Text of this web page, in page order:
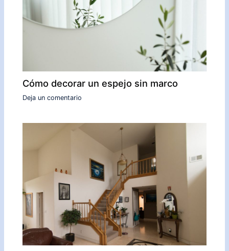
Cómo decorar un espejo sin marco
Deja un comentario